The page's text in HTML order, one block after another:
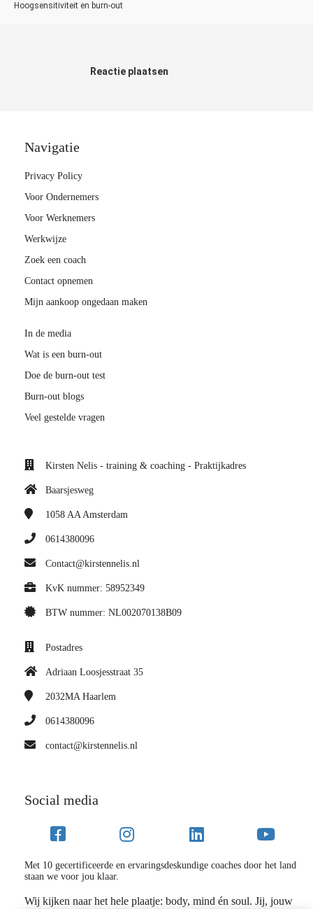
Hoogsensitiviteit en burn-out
Reactie plaatsen
Navigatie
Privacy Policy
Voor Ondernemers
Voor Werknemers
Werkwijze
Zoek een coach
Contact opnemen
Mijn aankoop ongedaan maken
In de media
Wat is een burn-out
Doe de burn-out test
Burn-out blogs
Veel gestelde vragen
Kirsten Nelis - training & coaching - Praktijkadres
Baarsjesweg
1058 AAAmsterdam
0614380096
Contact@kirstennelis.nl
KvK nummer: 58952349
BTW nummer: NL002070138B09
Postadres
Adriaan Loosjesstraat 35
2032MA Haarlem
0614380096
contact@kirstennelis.nl
Social media
Met 10 gecertificeerde en ervaringsdeskundige coaches door het land
staan we voor jou klaar.
Wij kijken naar het hele plaatje: body, mind én soul. Jij, jouw